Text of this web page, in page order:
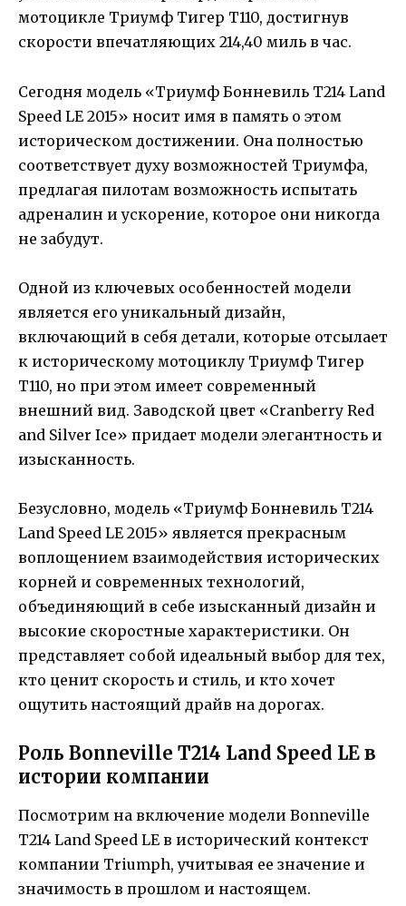
мотоцикле Триумф Тигер Т110, достигнув
скорости впечатляющих 214,40 миль в час.
Сегодня модель «Триумф Бонневиль T214 Land
Speed LE 2015» носит имя в память о этом
историческом достижении. Она полностью
соответствует духу возможностей Триумфа,
предлагая пилотам возможность испытать
адреналин и ускорение, которое они никогда
не забудут.
Одной из ключевых особенностей модели
является его уникальный дизайн,
включающий в себя детали, которые отсылает
к историческому мотоциклу Триумф Тигер
Т110, но при этом имеет современный
внешний вид. Заводской цвет «Cranberry Red
and Silver Ice» придает модели элегантность и
изысканность.
Безусловно, модель «Триумф Бонневиль T214
Land Speed LE 2015» является прекрасным
воплощением взаимодействия исторических
корней и современных технологий,
объединяющий в себе изысканный дизайн и
высокие скоростные характеристики. Он
представляет собой идеальный выбор для тех,
кто ценит скорость и стиль, и кто хочет
ощутить настоящий драйв на дорогах.
Роль Bonneville T214 Land Speed LE в
истории компании
Посмотрим на включение модели Bonneville
T214 Land Speed LE в исторический контекст
компании Triumph, учитывая ее значение и
значимость в прошлом и настоящем.